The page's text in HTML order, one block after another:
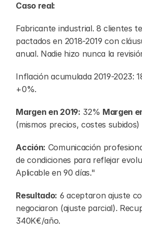
Caso real:
Fabricante industrial. 8 clientes
pactados en 2018-2019 con
anual. Nadie hizo nunca la
Inflación acumulada 2019-2023:
+0%.
Margen en 2019: 32% Margen
(mismos precios, costes subidos)
Acción: Comunicación
de condiciones para reflejar
Aplicable en 90 días."
Resultado: 6 aceptaron ajuste
negociaron (ajuste parcial).
340K€/año.